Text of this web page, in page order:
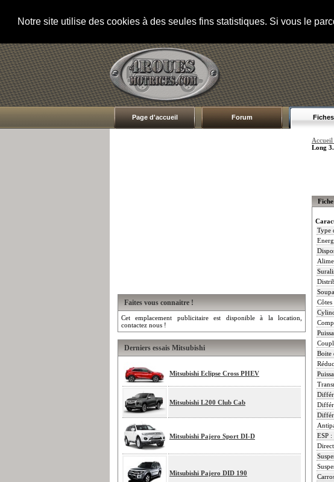
Notre site utilise des cookies à des seules fins statistiques. Si vous le
Page d'accueil Forum
Faites vous connaitre !
Cet emplacement publicitaire est disponible à la location,
contactez nous !
Derniers essais Mitsubishi
Mitsubishi Eclipse Cross PHEV
Mitsubishi L200 Club Cab
Mitsubishi Pajero Sport DI-D
Mitsubishi Pajero DID 190
Accueil
Long
Type
Côtes
Boite
ESP :